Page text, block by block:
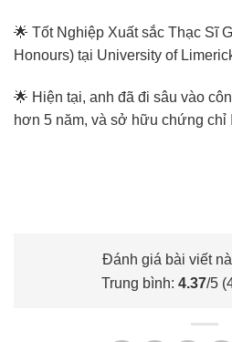
🌟 Tốt Nghiệp Xuất sắc Thạc Sĩ
Honours) tại University of
🌟 Hiện tại, anh đã đi sâu vào
hơn 5 năm, và sở hữu chứng chỉ
Đánh giá bài viết
Trung bình: 4.37/5 (